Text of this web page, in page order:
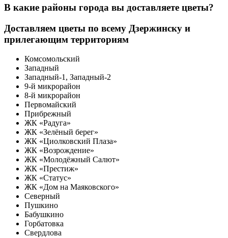
В какие районы города вы доставляете цветы?
Доставляем цветы по всему Дзержинску и
прилегающим территориям
Комсомольский
Западный
Западный-1, Западный-2
9-й микрорайон
8-й микрорайон
Первомайский
Прибрежный
ЖК «Радуга»
ЖК «Зелёный берег»
ЖК «Циолковский Плаза»
ЖК «Возрождение»
ЖК «Молодёжный Салют»
ЖК «Престиж»
ЖК «Статус»
ЖК «Дом на Маяковского»
Северный
Пушкино
Бабушкино
Горбатовка
Свердлова